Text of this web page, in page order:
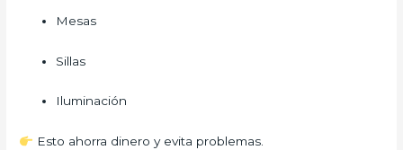
Mesas
Sillas
Iluminación
Esto ahorra dinero y evita problemas.